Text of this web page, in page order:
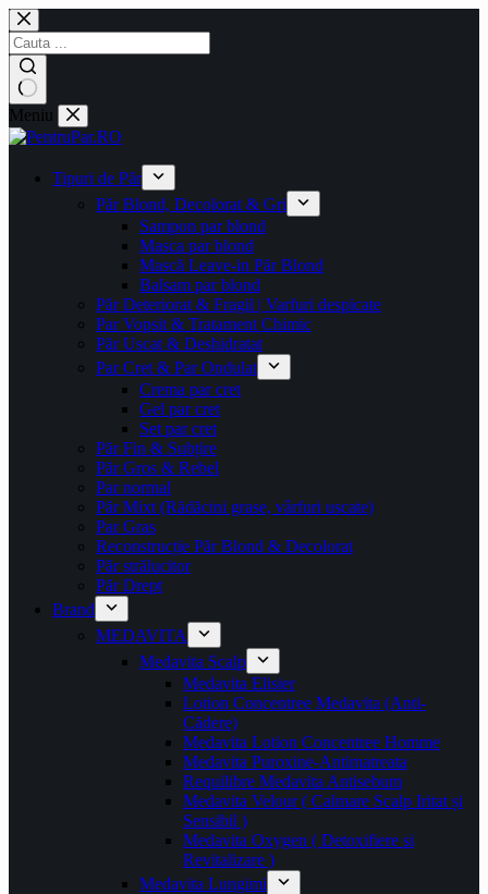
Sari
la
conținut
Niciun
rezultat
Meniu
Tipuri de Păr
Păr Blond, Decolorat & Gri
Sampon par blond
Masca par blond
Mască Leave-in Păr Blond
Balsam par blond
Păr Deteriorat & Fragil | Varfuri despicate
Par Vopsit & Tratament Chimic
Păr Uscat & Deshidratat
Par Cret & Par Ondulat
Crema par cret
Gel par cret
Set par cret
Păr Fin & Subțire
Păr Gros & Rebel
Par normal
Păr Mixt (Rădăcini grase, vârfuri uscate)
Par Gras
Reconstrucție Păr Blond & Decolorat
Păr strălucitor
Păr Drept
Brand
MEDAVITA
Medavita Scalp
Medavita Elisier
Lotion Concentree Medavita (Anti-
Cădere)
Medavita Lotion Concentree Homme
Medavita Puroxine-Antimatreata
Requilibre Medavita Antisebum
Medavita Velour ( Calmare Scalp Iritat și
Sensibil )
Medavita Oxygen ( Detoxifiere si
Revitalizare )
Medavita Lungimi